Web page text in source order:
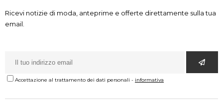
Ricevi notizie di moda, anteprime e offerte direttamente sulla tua
email.
Accettazione al trattamento dei dati personali - informativa